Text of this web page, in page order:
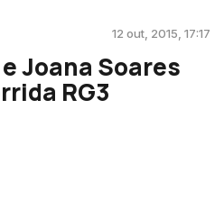
12 out, 2015, 17:17
Joana Soares
RG3